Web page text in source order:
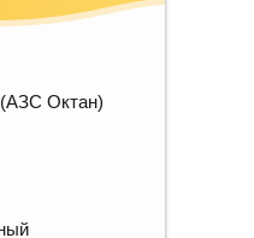
Октан)